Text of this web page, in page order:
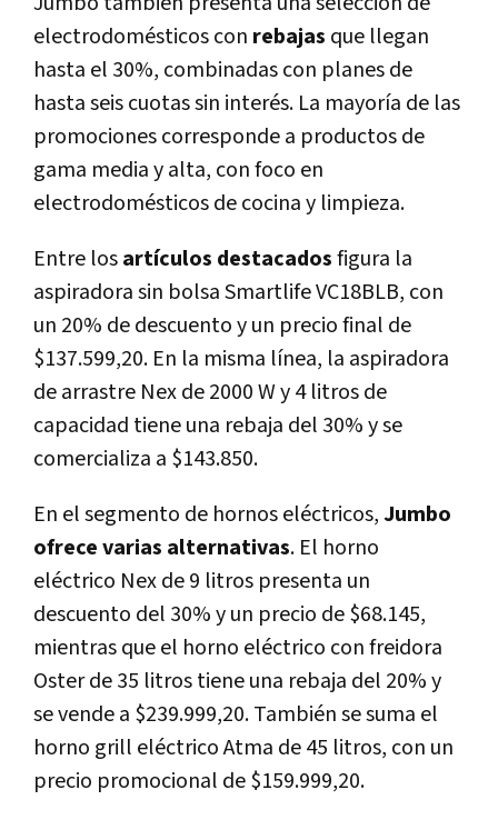
electrodomésticos con rebajas que llegan
hasta el 30%, combinadas con planes de
hasta seis cuotas sin interés. La mayoría de las
promociones corresponde a productos de
gama media y alta, con foco en
electrodomésticos de cocina y limpieza.
Entre losartículos destacadosfigura la
aspiradora sin bolsa Smartlife VC18BLB, con
un 20% de descuento y un precio final de
$137.599,20. En la misma línea, la aspiradora
de arrastre Nex de 2000 W y 4 litros de
capacidad tiene una rebaja del 30% y se
comercializa a $143.850.
En el segmento de hornos eléctricos,Jumbo
ofrece varias alternativas. El horno
eléctrico Nex de 9 litros presenta un
descuento del 30% y un precio de $68.145,
mientras que el horno eléctrico con freidora
Oster de 35 litros tiene una rebaja del 20% y
se vende a $239.999,20. También se suma el
horno grill eléctrico Atma de 45 litros, con un
precio promocional de $159.999,20.